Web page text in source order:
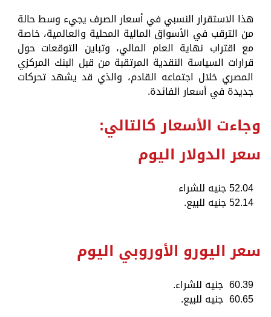
هذا الاستقرار النسبي في أسعار الصرف يجيء وسط حالة
من الترقب في الأسواق المالية المحلية والعالمية، خاصة
مع اقتراب نهاية العام المالي، وتباين التوقعات حول
قرارات السياسة النقدية المرتقبة من قبل البنك المركزي
المصري خلال اجتماعه القادم، والذي قد يشهد تحركات
جديدة في أسعار الفائدة.
وجاءت الأسعار كالتالي:
سعر الدولار اليوم
52.04 جنيه للشراء
52.14 جنيه للبيع.
سعر اليورو الأوروبي اليوم
60.39 جنيه للشراء.
60.65 جنيه للبيع.